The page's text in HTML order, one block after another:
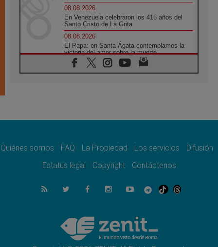
08.08.2026
En Venezuela celebraron los 416 años del
Santo Cristo de La Grita
08.08.2026
El Papa: en Santa Ágata contemplamos la
victoria del amor sobre la muerte
08.08.2026
León XIV visitará el Santuario de la Madre
07.08.2026
07.08.2026
el compromiso del cristiano"
La matanza de niños en Gaza no cesa: 300
muertos en 300 días
Tagle: La guerra desfigura el mundo, solo la
revelación de Dios lo transfigura
Quiénes somos FAQ La Propiedad Los servicios
Difusión
Estatus legal
Copyright Contáctenos